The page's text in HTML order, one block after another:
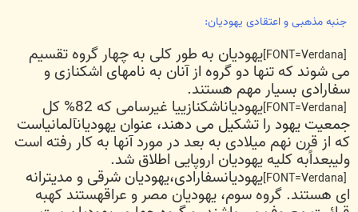
جنبه مذهبی و اعتقادی یهودیان:
یهودیان به طور کلی به چهار گروه تقسیم
می شوند که تنها دو گروه از آنان به نامهای اشکنازی و
سفارادی بسیار مهم هستند.
یهودیاناشکنازییا غیرسامی که 82% کل
جمعیت یهود را تشکیل می دهند، عنوان یهودیانآلمانیاست
که از قرن نهم میلادی به بعد در مورد آنها به کار رفته است
ولیبعداًبه کلیه یهودیان اروپایی اطلاق شد.
یهودیانسفارادی،یهودیان شرقی و مدیترانه
ای هستند. گروه سوم، یهودیان مصر و عراقهستند کهبه